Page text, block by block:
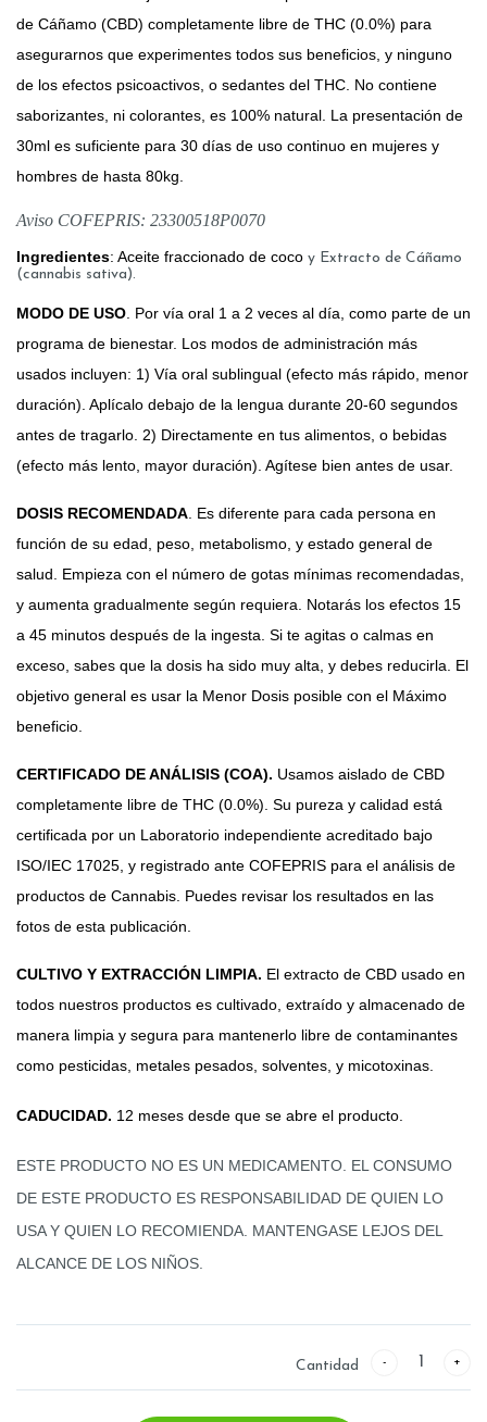
de Cáñamo (CBD) completamente libre de THC (0.0%) para
asegurarnos que experimentes todos sus beneficios, y ninguno
de los efectos psicoactivos, o sedantes del THC. No contiene
saborizantes, ni colorantes, es 100% natural. La presentación de
30ml es suficiente para 30 días de uso continuo en mujeres y
hombres de hasta 80kg.
Aviso COFEPRIS: 23300518P0070
Ingredientes: Aceite fraccionado de coco y Extracto de Cáñamo
(cannabis sativa).
MODO DE USO . Por vía oral 1 a 2 veces al día, como parte de un
programa de bienestar. Los modos de administración más
usados incluyen: 1) Vía oral sublingual (efecto más rápido, menor
duración). Aplícalo debajo de la lengua durante 20-60 segundos
antes de tragarlo. 2) Directamente en tus alimentos, o bebidas
(efecto más lento, mayor duración). Agítese bien antes de usar.
DOSIS RECOMENDADA . Es diferente para cada persona en
función de su edad, peso, metabolismo, y estado general de
salud. Empieza con el número de gotas mínimas recomendadas,
y aumenta gradualmente según requiera. Notarás los efectos 15
a 45 minutos después de la ingesta. Si te agitas o calmas en
exceso, sabes que la dosis ha sido muy alta, y debes reducirla. El
objetivo general es usar la Menor Dosis posible con el Máximo
beneficio.
CERTIFICADO DE ANÁLISIS (COA). Usamos aislado de CBD
completamente libre de THC (0.0%). Su pureza y calidad está
certificada por un Laboratorio independiente acreditado bajo
ISO/IEC 17025, y registrado ante COFEPRIS para el análisis de
productos de Cannabis. Puedes revisar los resultados en las
fotos de esta publicación.
CULTIVO Y EXTRACCIÓN LIMPIA. El extracto de CBD usado en
todos nuestros productos es cultivado, extraído y almacenado de
manera limpia y segura para mantenerlo libre de contaminantes
como pesticidas, metales pesados, solventes, y micotoxinas.
CADUCIDAD. 12 meses desde que se abre el producto.
ESTE PRODUCTO NO ES UN MEDICAMENTO. EL CONSUMO
DE ESTE PRODUCTO ES RESPONSABILIDAD DE QUIEN LO
USA Y QUIEN LO RECOMIENDA. MANTENGASE LEJOS DEL
ALCANCE DE LOS NIÑOS.
Cantidad